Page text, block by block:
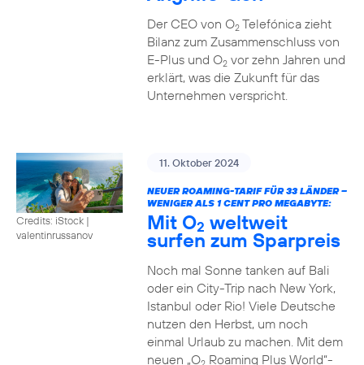
Der CEO von O2Telefónica zieht
Bilanz zum Zusammenschluss von
E-Plus und O2vor zehn Jahren und
erklärt, was die Zukunft für das
Unternehmen verspricht.
Credits: iStock |
valentinrussanov
11. Oktober 2024
NEUER ROAMING-TARIF FÜR 33 LÄNDER –
WENIGER ALS 1 CENT PRO MEGABYTE:
Mit O2 weltweit
surfen zum Sparpreis
Noch mal Sonne tanken auf Bali
oder ein City-Trip nach New York,
Istanbul oder Rio! Viele Deutsche
nutzen den Herbst, um noch
einmal Urlaub zu machen. Mit dem
neuen „O Roaming Plus World“-